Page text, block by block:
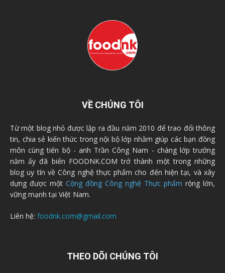
VỀ CHÚNG TÔI
Từ một blog nhỏ được lập ra đầu năm 2010 để trao đổi thông
tin, chia sẻ kiến thức trong nội bộ lớp nhằm giúp các bạn đồng
môn cùng tiến bộ - anh Trần Công Nam - chàng lớp trưởng
năm ấy đã biến FOODNK.COM trở thành một trong những
blog uy tín về Công nghệ thực phẩm cho đến hiện tại, và xây
dựng được một Cộng đồng Công nghệ Thực phẩm rộng lớn,
vững mạnh tại Việt Nam.
Liên hệ: foodnk.com@gmail.com
THEO DÕI CHÚNG TÔI